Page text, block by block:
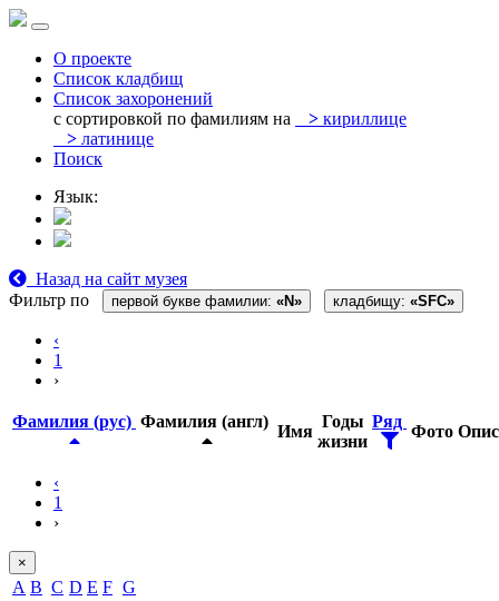
О проекте
Список кладбищ
Список захоронений
с сортировкой по фамилиям на
> кириллице
> латинице
Поиск
Язык:
Назад на сайт музея
Фильтр по
первой букве фамилии: «N» кладбищу: «SFC»
‹
1
›
Фамилия (рус) Фамилия (англ)
Имя
Годы
жизни
Ряд
Фото
‹
1
›
×
A B C D E F G